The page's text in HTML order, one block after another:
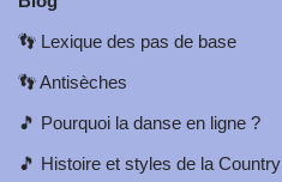
👣 Lexique des pas de base
👣Antisèches
🎵 Pourquoi la danse en ligne ?
🎵 Histoire et styles de la Country